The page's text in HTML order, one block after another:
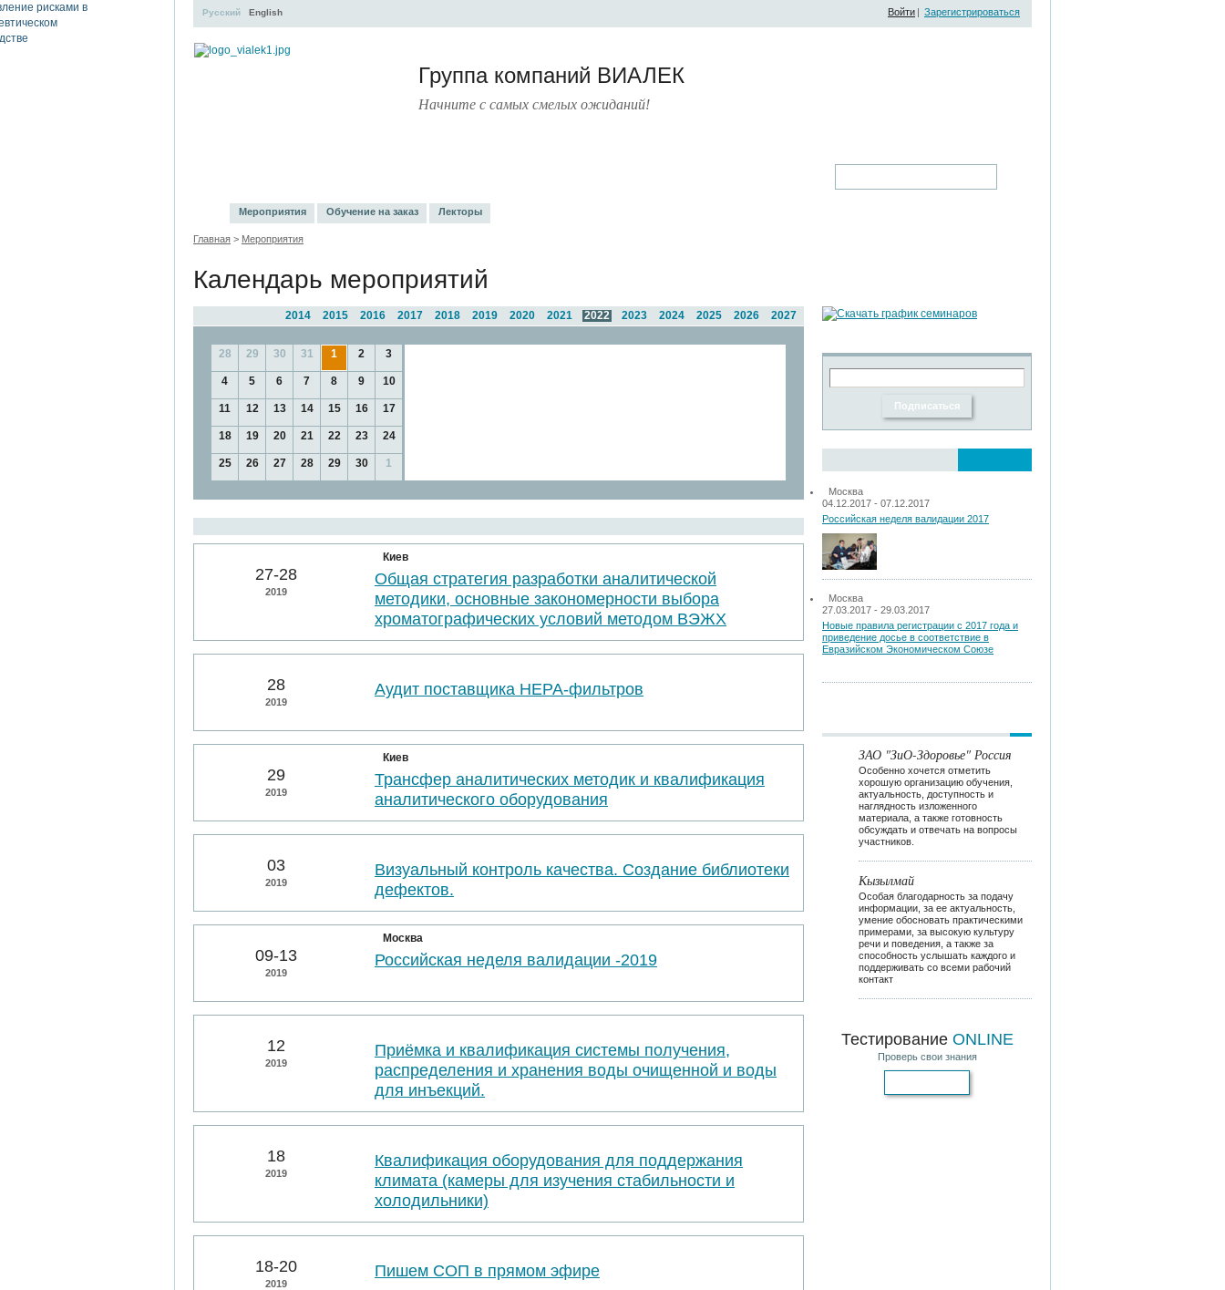
Группа компаний ВИАЛЕК
Начните с самых смелых ожиданий!
Русский English Войти | Зарегистрироваться
Мероприятия Обучение на заказ Лекторы
Главная > Мероприятия
Календарь мероприятий
2027
2026
2025
2024
2023
2022
2021
2020
2019
2018
2017
2016
2015
2014
28 29 30 31 1 2 3
4 5 6 7 8 9 10
11 12 13 14 15 16 17
18 19 20 21 22 23 24
25 26 27 28 29 30 1
27-28
2019
Киев
Общая стратегия разработки аналитической
методики, основные закономерности выбора
хроматографических условий методом ВЭЖХ
28
2019
Аудит поставщика НЕРА-фильтров
29
2019
Киев
Трансфер аналитических методик и квалификация
аналитического оборудования
03
2019
Визуальный контроль качества. Создание библиотеки
дефектов.
09-13
2019
Москва
Российская неделя валидации -2019
12
2019
Приёмка и квалификация системы получения,
распределения и хранения воды очищенной и воды
для инъекций.
18
2019
Квалификация оборудования для поддержания
климата (камеры для изучения стабильности и
холодильники)
18-20
2019
Пишем СОП в прямом эфире
Москва
04.12.2017 - 07.12.2017
Российская неделя валидации 2017
Москва
27.03.2017 - 29.03.2017
Новые правила регистрации c 2017 года и
приведение досье в соответствие в
Евразийском Экономическом Союзе
ЗАО "ЗиО-Здоровье" Россия
Особенно хочется отметить
хорошую организацию обучения,
актуальность, доступность и
наглядность изложенного
материала, а также готовность
обсуждать и отвечать на вопросы
участников.
Кызылмай
Особая благодарность за подачу
информации, за ее актуальность,
умение обосновать практическими
примерами, за высокую культуру
речи и поведения, а также за
способность услышать каждого и
поддерживать со всеми рабочий
контакт
Тестирование ONLINE
Проверь свои знания